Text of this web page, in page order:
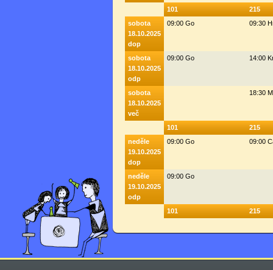
101
215
sobota
18.10.2025
dop
09:00 Go 09:30
sobota
18.10.2025
odp
09:00 Go 14:00
sobota
18.10.2025
več
18:30
101
215
neděle
19.10.2025
dop
09:00 Go 09:00
neděle
19.10.2025
odp
09:00 Go
101 215